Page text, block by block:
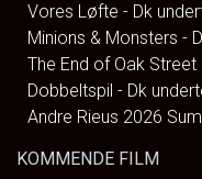
Vores Løfte - Dk
Minions & Monsters -
The End of Oak Street
Dobbeltspil - Dk
Andre Rieus 2026
KOMMENDE FILM